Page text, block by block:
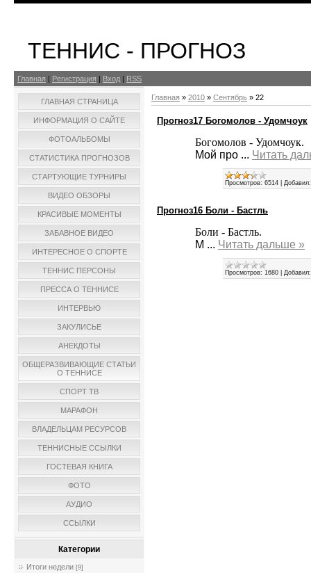
ТЕННИС - ПРОГНОЗ
Главная | Регистрация | Вход | RSS
ГЛАВНАЯ СТРАНИЦА
ИНФОРМАЦИЯ О САЙТЕ
ФОТОАЛЬБОМЫ
СТАТИСТИКА ПРОГНОЗОВ
СТАРТУЮЩИЕ ТУРНИРЫ
ВИДЕО ОБЗОРЫ
КРАСИВЫЕ МОМЕНТЫ
ЗАБАВНОЕ ВИДЕО
ИНТЕРЕСНОЕ О СПОРТЕ
ТЕННИС ПЕРСОНЫ
ПРЕССА О ТЕННИСЕ
ИНТЕРВЬЮ
ЗАКУЛИСЬЕ
АНЕКДОТЫ
ОБЩЕРАЗВИВАЮЩИЕ СТАТЬИ
О ТЕННИСЕ
СПОРТ ТВ
МАРАФОН
ВЛАДЕЛЬЦАМ РЕСУРСОВ
ТЕННИСНЫЕ ССЫЛКИ
ГОСТЕВАЯ КНИГА
ФОТО
АУДИО
ССЫЛКИ
Категории
Итоги недели [9]
Главная » 2010 » Сентябрь » 22
Прогноз17 Богомолов - Удомчоук
Богомолов - Удомчоук.
Мой про ... Читать
Просмотров: 6514 Добавил:
Прогноз16 Боли - Бастль
Боли - Бастль.
М ... Читать дальше »
Просмотров: 1680 Добавил: